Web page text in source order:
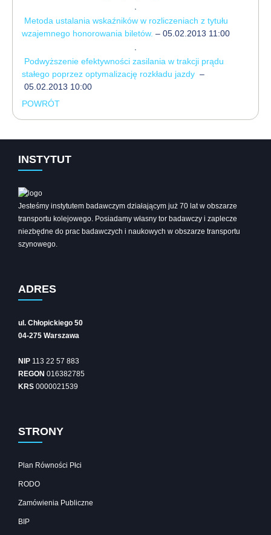
Metoda ustalania wskaźników w rozliczeniach z tytułu
wzajemnego honorowania biletów. – 05.02.2013 11:00
Podwyższenie efektywności zasilania w trakcji prądu
stałego poprzez optymalizację rozkładu jazdy –
05.02.2013 10:00
POWRÓT
INSTYTUT
Jesteśmy instytutem badawczym działającym już 70 lat w obszarze
transportu kolejowego. Posiadamy własny tor badawczy i zaplecze
niezbędne do prac badawczych i naukowych w obszarze transportu
szynowego.
ADRES
ul. Chłopickiego 50
04-275 Warszawa
NIP 113 22 57 883
REGON 016382785
KRS 0000021539
STRONY
Plan Równości Płci
RODO
Zamówienia Publiczne
BIP